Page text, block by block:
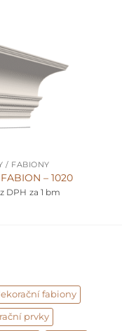
/ FABIONY
– 1020
DPH za 1 bm
fabiony
prvky